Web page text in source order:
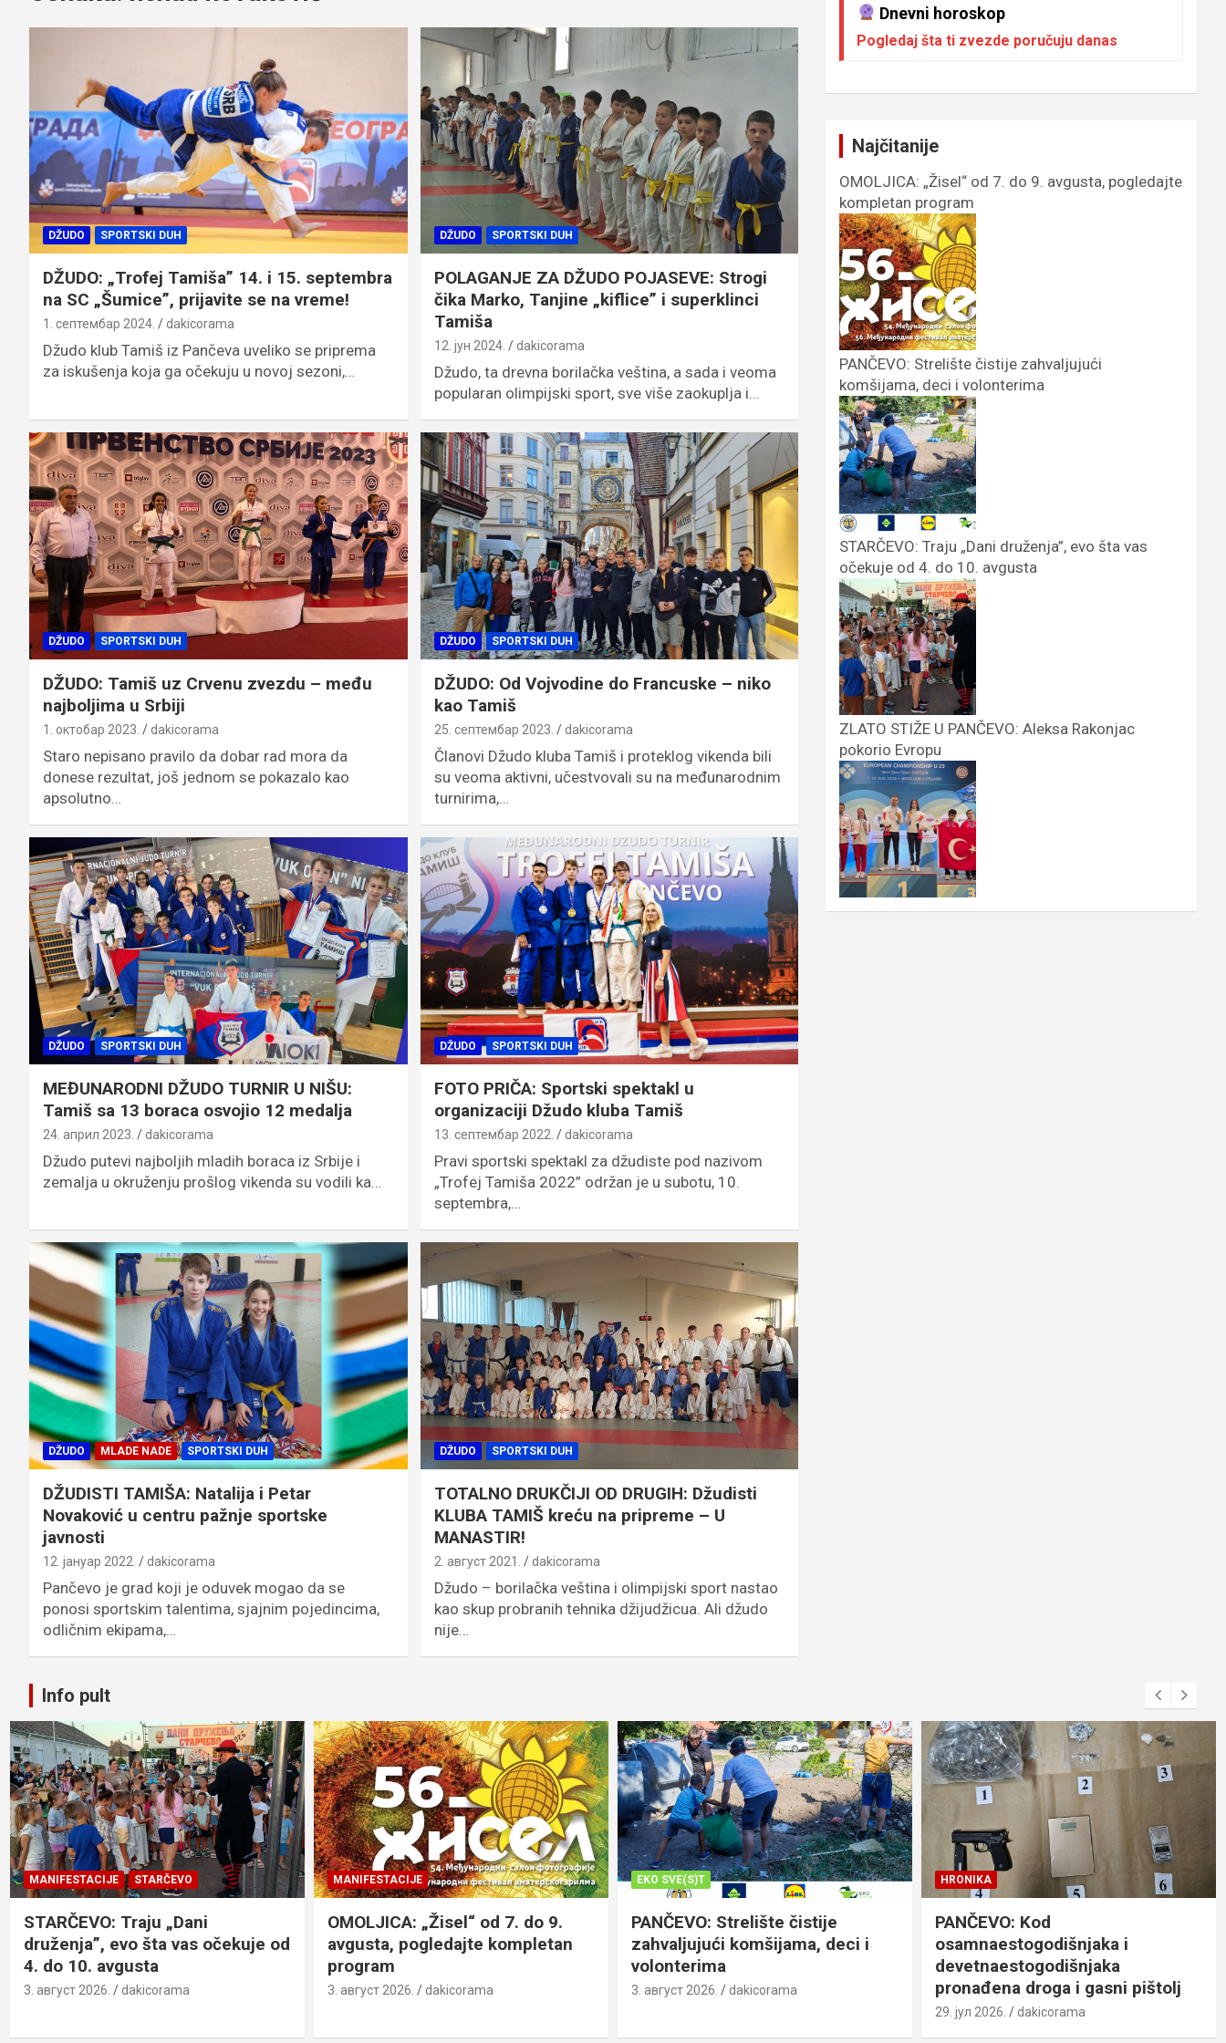
DŽUDO SPORTSKI DUH
DŽUDO: „Trofej Tamiša” 14. i 15. septembra
na SC „Šumice”, prijavite se na vreme!
1. септембар 2024. dakicorama
Džudo klub Tamiš iz Pančeva uveliko se priprema
za iskušenja koja ga očekuju u novoj sezoni,…
DŽUDO SPORTSKI DUH
POLAGANJE ZA DŽUDO POJASEVE: Strogi
čika Marko, Tanjine „kiflice” i superklinci
Tamiša
12. јун 2024. dakicorama
Džudo, ta drevna borilačka veština, a sada i veoma
popularan olimpijski sport, sve više zaokuplja i…
DŽUDO SPORTSKI DUH
DŽUDO: Tamiš uz Crvenu zvezdu – među
najboljima u Srbiji
1. октобар 2023. dakicorama
Staro nepisano pravilo da dobar rad mora da
donese rezultat, još jednom se pokazalo kao
apsolutno…
DŽUDO SPORTSKI DUH
DŽUDO: Od Vojvodine do Francuske – niko
kao Tamiš
25. септембар 2023. dakicorama
Članovi Džudo kluba Tamiš i proteklog vikenda bili
su veoma aktivni, učestvovali su na međunarodnim
turnirima,…
DŽUDO SPORTSKI DUH
MEĐUNARODNI DŽUDO TURNIR U NIŠU:
Tamiš sa 13 boraca osvojio 12 medalja
24. април 2023. dakicorama
Džudo putevi najboljih mladih boraca iz Srbije i
zemalja u okruženju prošlog vikenda su vodili ka…
DŽUDO SPORTSKI DUH
FOTO PRIČA: Sportski spektakl u
organizaciji Džudo kluba Tamiš
13. септембар 2022. dakicorama
Pravi sportski spektakl za džudiste pod nazivom
„Trofej Tamiša 2022” održan je u subotu, 10.
septembra,…
DŽUDO MLADE NADE SPORTSKI DUH
DŽUDISTI TAMIŠA: Natalija i Petar
Novaković u centru pažnje sportske
javnosti
12. јануар 2022. dakicorama
Pančevo je grad koji je oduvek mogao da se
ponosi sportskim talentima, sjajnim pojedincima,
odličnim ekipama,…
DŽUDO SPORTSKI DUH
TOTALNO DRUKČIJI OD DRUGIH: Džudisti
KLUBA TAMIŠ kreću na pripreme – U
MANASTIR!
2. август 2021. dakicorama
Džudo – borilačka veština i olimpijski sport nastao
kao skup probranih tehnika džijudžicua. Ali džudo
nije…
Dnevni horoskop
Pogledaj šta ti zvezde poručuju danas
Najčitanije
OMOLJICA: „Žisel“ od 7. do 9. avgusta, pogledajte
kompletan program
PANČEVO: Strelište čistije zahvaljujući
komšijama, deci i volonterima
STARČEVO: Traju „Dani druženja”, evo šta vas
očekuje od 4. do 10. avgusta
ZLATO STIŽE U PANČEVO: Aleksa Rakonjac
pokorio Evropu
Info pult
MANIFESTACIJE STARČEVO
STARČEVO: Traju „Dani
druženja”, evo šta vas očekuje od
4. do 10. avgusta
3. август 2026. dakicorama
MANIFESTACIJE
OMOLJICA: „Žisel“ od 7. do 9.
avgusta, pogledajte kompletan
program
3. август 2026. dakicorama
EKO SVE(S)T
PANČEVO: Strelište čistije
zahvaljujući komšijama, deci i
volonterima
3. август 2026. dakicorama
HRONIKA
PANČEVO: Kod
osamnaestogodišnjaka i
devetnaestogodišnjaka
pronađena droga i gasni pištolj
29. јул 2026. dakicorama